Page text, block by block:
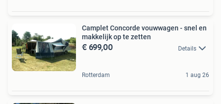
Camplet Concorde vouwwagen - snel en
makkelijk op te zetten
€ 699,00 Details
Rotterdam 1 aug 26